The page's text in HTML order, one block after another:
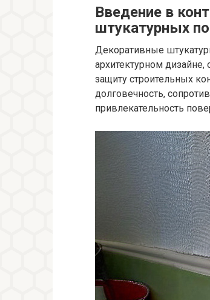
Введение в
штукатурных
Декоративные
архитектурном дизайне,
защиту строительных
долговечность,
привлекательность